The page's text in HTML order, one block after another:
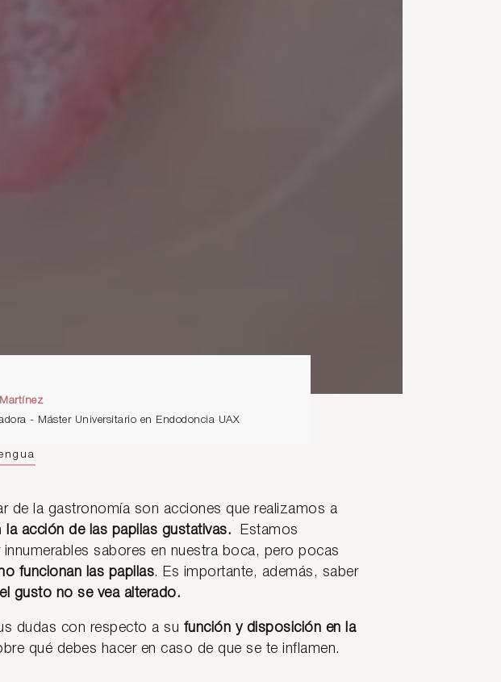
- Máster Universitario en Endodoncia UAX
de la gastronomía son acciones que realizamos a
la acción de las papilas gustativas.
Estamos
sabores en nuestra boca, pero pocas
funcionan las papilas. Es importante, además, saber
gusto no se vea alterado.
dudas con respecto a su función y disposición en la
qué debes hacer en caso de que se te inflamen.